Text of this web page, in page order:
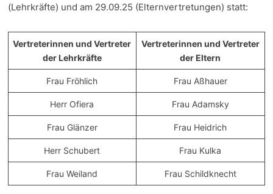
(Lehrkräfte) und am 29.09.25 (Elternvertretungen) statt:
Vertreterinnen und Vertreter
der Lehrkräfte
Vertreterinnen und Vertreter
der Eltern
Frau Fröhlich Frau Aßhauer
Herr Ofiera Frau Adamsky
Frau Glänzer Frau Heidrich
Herr Schubert Frau Kulka
Frau Weiland Frau Schildknecht